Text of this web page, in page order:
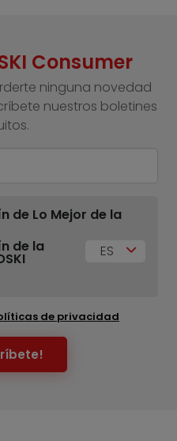
Consumer
ninguna novedad
nuestros boletines
de Lo Mejor de la
de la
ES
de privacidad